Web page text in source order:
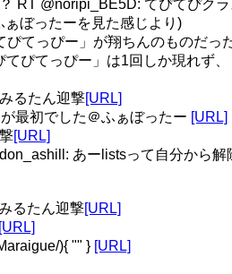
RT @noripi_BE5D: てぴてぴク
ぼったーを見た感じより)
てっぴー」が翔ちんのものだっ
ぴてっぴー」は1回しか現れず
るたん迎撃[URL]
最初でした＠ふぁぼったー [URL]
[URL]
あーlistsって自分から
るたん迎撃[URL]
[URL]
){ "" } [URL]